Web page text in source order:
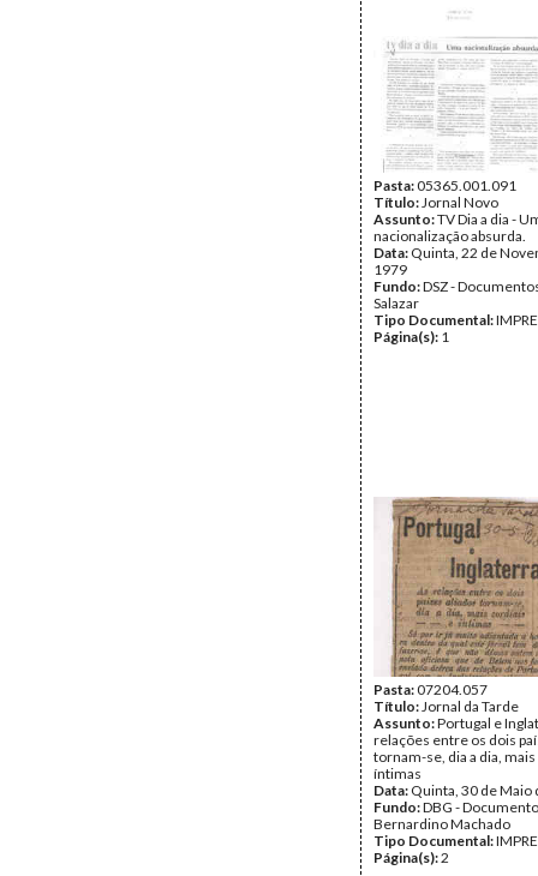
Pasta:05365.001.091
Título:Jornal Novo
Assunto:TV Dia a dia -
nacionalização absurda.
Data: Quinta, 22 de
1979
Fundo:DSZ -
Salazar
Tipo Documental:
Página(s): 1
Pasta:07204.057
Título:Jornal da Tarde
Assunto:Portugal e
relações entre os dois
tornam-se, dia a dia,
íntimas
Data: Quinta, 30 de Maio
Fundo:DBG -
Bernardino Machado
Tipo Documental:
Página(s):2